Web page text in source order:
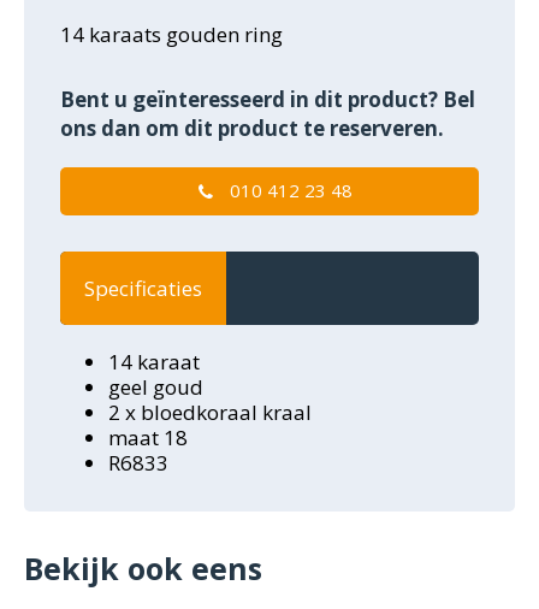
14 karaats gouden ring
Bent u geïnteresseerd in dit product? Bel
ons dan om dit product te reserveren.
010 412 23 48
Specificaties
14 karaat
geel goud
2 x bloedkoraal kraal
maat 18
R6833
Bekijk ook eens